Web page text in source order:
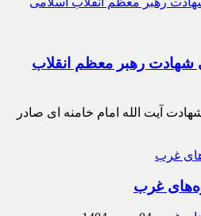
شهادت رهبر معظم انقلاب
آیت الله امام خامنه ای صادر
غرب